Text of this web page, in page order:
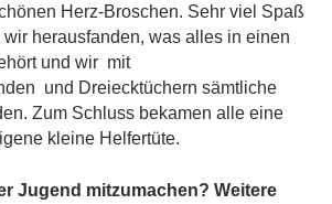
Herz-Broschen. Sehr viel Spaß
wir herausfanden, was alles in einen
und wir mit
und Dreiecktüchern sämtliche
Zum Schluss bekamen alle eine
kleine Helfertüte.
Jugend mitzumachen? Weitere